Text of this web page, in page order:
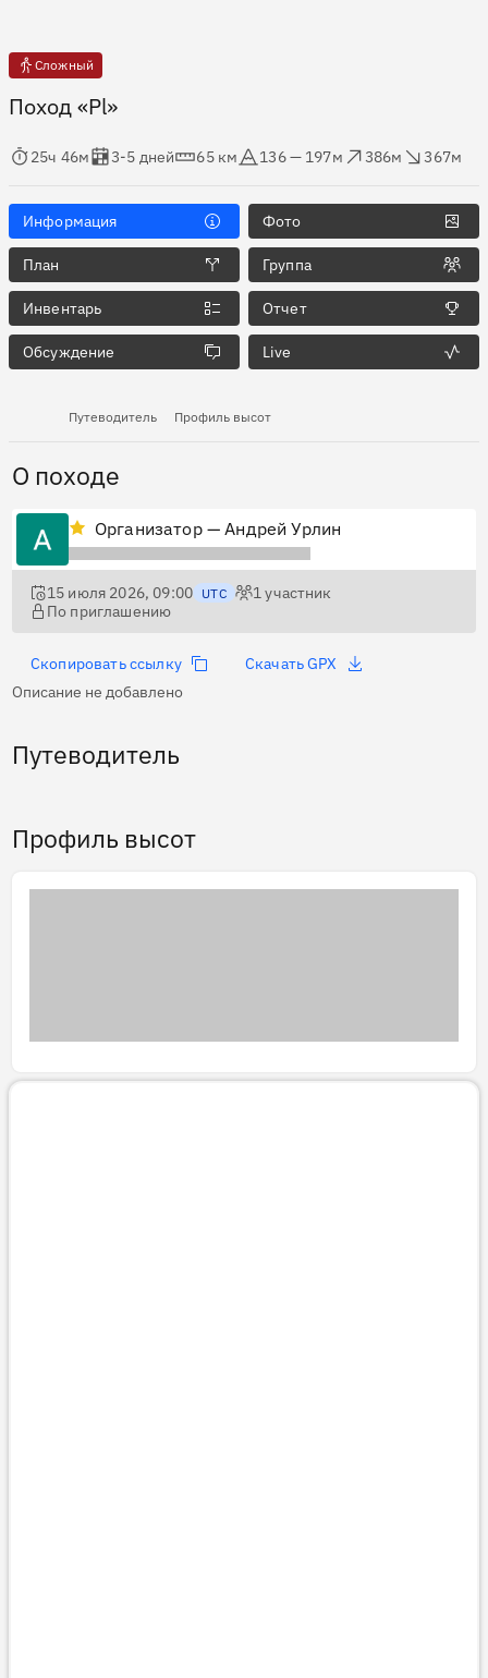
Сложный
Поход «Pl»
в пути
25ч 46м
Оценка в днях
3-5 дней
65 км
136 — 197м
386м
367м
Информация Фото
План Группа
Инвентарь Отчет
Обсуждение Live
Путеводитель Профиль высот
О походе
Организатор — Андрей Урлин
15 июля 2026, 09:00 UTC 1участник
По приглашению
Скопировать ссылку
Скачать GPX
Описание не добавлено
Путеводитель
Профиль высот